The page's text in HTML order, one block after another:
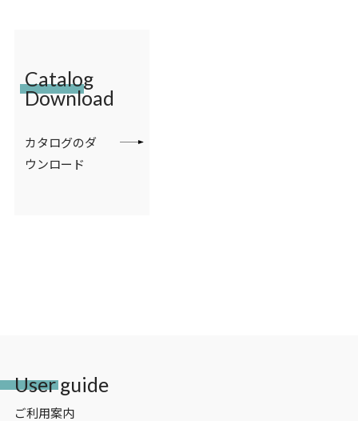
Catalog
Download
カタログのダ
ウンロード
User guide
ご利用案内